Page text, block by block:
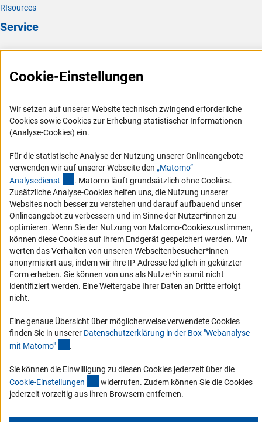
RIsources
Service
Presse
FAQ
Logo und Corporate Design
RSS-Feeds
Compliance
Vergabeverfahren
Barrierefreiheit
Service und Informationen für Menschen mit Behinderungen
Erklärung zur Barrierefreiheit
Barriere melden
DFG-aktuell
Erhalten Sie Neuigkeiten aus der DFG direkt in Ihr Mailpostfach oder
schauen Sie sich die Ausgaben online an.
Zum Newsletter
© 2026 DFG
Impressum Datenschutz Cookie-Einstellungen
Cookie-Einstellungen
Wir setzen auf unserer Website technisch zwingend erforderliche
Cookies sowie Cookies zur Erhebung statistischer Informationen
(Analyse-Cookies) ein.
Für die statistische Analyse der Nutzung unserer Onlineangebote
verwenden wir auf unserer Webseite den „Matomo“
Analysedienst (externer Link)
. Matomo läuft grundsätzlich ohne Cookies.
Zusätzliche Analyse-Cookies helfen uns, die Nutzung unserer
Websites noch besser zu verstehen und darauf aufbauend unser
Onlineangebot zu verbessern und im Sinne der Nutzer*innen zu
optimieren. Wenn Sie der Nutzung von Matomo-Cookieszustimmen,
können diese Cookies auf Ihrem Endgerät gespeichert werden. Wir
werten das Verhalten von unseren Webseitenbesucher*innen
anonymisiert aus, indem wir ihre IP-Adresse lediglich in gekürzter
Form erheben. Sie können von uns als Nutzer*in somit nicht
identifiziert werden. Eine Weitergabe Ihrer Daten an Dritte erfolgt
nicht.
Eine genaue Übersicht über möglicherweise verwendete Cookies
finden Sie in unserer Datenschutzerklärung in der Box "Webanalyse
mit Matomo" .
Sie können die Einwilligung zu diesen Cookies jederzeit über die
Cookie-Einstellungen (interner Link)
widerrufen. Zudem können Sie die Cookies
jederzeit vorzeitig aus ihren Browsern entfernen.